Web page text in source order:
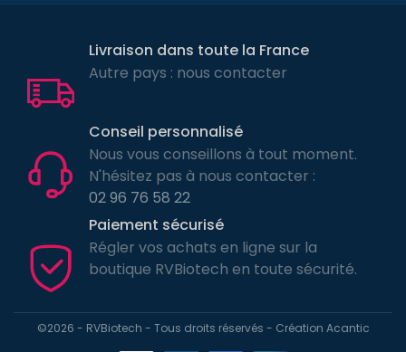
Livraison dans toute la France
Autre pays : nous contacter
Conseil personnalisé
Nous vous conseillons à tout moment.
N'hésitez pas à nous contacter :
02 96 76 58 22
Paiement sécurisé
Régler vos achats en ligne sur la
boutique RVBiotech en toute sécurité.
©2026 - RVBiotech - Tous droits réservés - Création Acantic